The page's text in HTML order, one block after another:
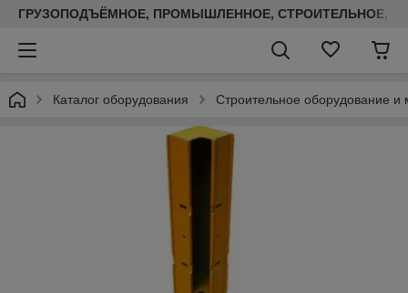
ГРУЗОПОДЪЁМНОЕ, ПРОМЫШЛЕННОЕ, СТРОИТЕЛЬНОЕ,
Каталог оборудования Строительное оборудование и